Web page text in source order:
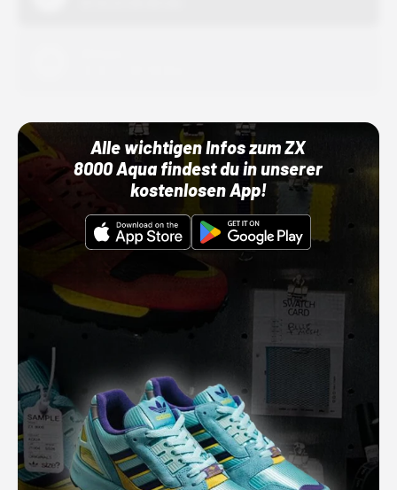
Alle wichtigen Infos zum ZX
8000 Aqua findest du in unserer
kostenlosen App!